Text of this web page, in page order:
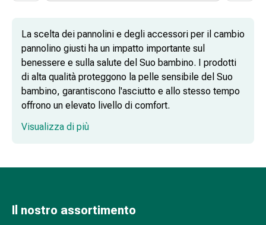
Mal
di
testa
ed
emicrania
Antidolorifici
Dolori
articolari
freddo
La scelta dei pannolini e degli accessori per il cambio
pannolino giusti ha un impatto importante sul
benessere e sulla salute del Suo bambino. I prodotti
di alta qualità proteggono la pelle sensibile del Suo
bambino, garantiscono l'asciutto e allo stesso tempo
offrono un elevato livello di comfort.
Pannolini a mutandina flessibili e
delicata per i più piccoli
Visualizza di più
Il nostro assortimento